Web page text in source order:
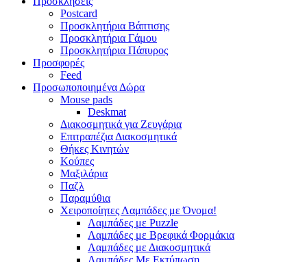
Postcard
Προσκλητήρια Βάπτισης
Προσκλητήρια Γάμου
Προσκλητήρια Πάπυρος
Προσφορές
Feed
Προσωποποιημένα Δώρα
Mouse pads
Deskmat
Διακοσμητικά για Ζευγάρια
Επιτραπέζια Διακοσμητικά
Θήκες Κινητών
Κούπες
Μαξιλάρια
Παζλ
Παραμύθια
Χειροποίητες Λαμπάδες με Όνομα!
Λαμπάδες με Puzzle
Λαμπάδες με Βρεφικά Φορμάκια
Λαμπάδες με Διακοσμητικά
Λαμπάδες Με Εκτύπωση